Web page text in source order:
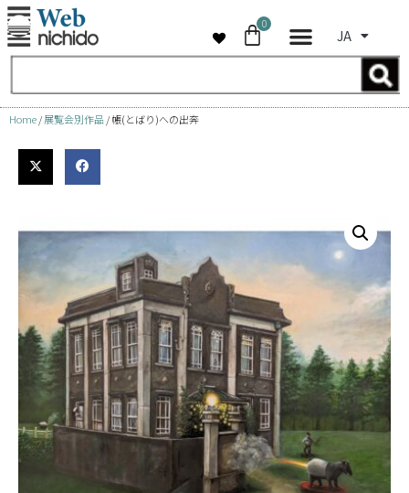
コ
テ
ン
ス
プ
0
JA
Home/展覧会別作品 / 帳(とばり)への出奔